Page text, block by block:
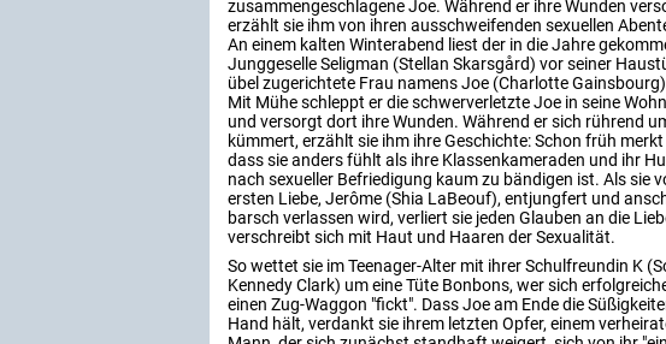
zusammengeschlagene Joe. Während er ihre Wunden
erzählt sie ihm von ihren ausschweifenden sexuellen
An einem kalten Winterabend liest der in die Jahre
Junggeselle Seligman (Stellan Skarsgård) vor seiner
übel zugerichtete Frau namens Joe (Charlotte
Mit Mühe schleppt er die schwerverletzte Joe in seine
und versorgt dort ihre Wunden. Während er sich rührend
kümmert, erzählt sie ihm ihre Geschichte: Schon früh merkt
dass sie anders fühlt als ihre Klassenkameraden und ihr
nach sexueller Befriedigung kaum zu bändigen ist. Als sie
ersten Liebe, Jerôme (Shia LaBeouf), entjungfert und
barsch verlassen wird, verliert sie jeden Glauben an die
verschreibt sich mit Haut und Haaren der Sexualität.
So wettet sie im Teenager-Alter mit ihrer Schulfreundin K
Kennedy Clark) um eine Tüte Bonbons, wer sich
einen Zug-Waggon "fickt". Dass Joe am Ende die
Hand hält, verdankt sie ihrem letzten Opfer, einem